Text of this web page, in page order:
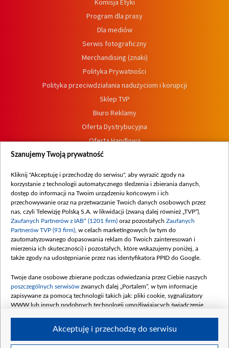
Komisja Etyki
Program dla prasy
Dla mediów
Serwis fotograficzny
Merchandising (znaki)
Polityka Prywatności
Polityka przeciwdziałania nadużyciom i korupcji
Sklep TVP
Biuro Reklamy
Oferta Dystrybucyjna
Oferta Handlowa
Dostępność
Procedura zgłoszeń wewnętrznych
Szanujemy Twoją prywatność
Kliknij "Akceptuję i przechodzę do serwisu", aby wyrazić zgody na
korzystanie z technologii automatycznego śledzenia i zbierania danych,
dostęp do informacji na Twoim urządzeniu końcowym i ich
przechowywanie oraz na przetwarzanie Twoich danych osobowych przez
nas, czyli Telewizję Polską S.A. w likwidacji (zwaną dalej również „TVP”),
Zaufanych Partnerów z IAB* (1201 firm) oraz pozostałych Zaufanych
Partnerów TVP (93 firm) , w celach marketingowych (w tym do
zautomatyzowanego dopasowania reklam do Twoich zainteresowań i
mierzenia ich skuteczności) i pozostałych, które wskazujemy poniżej, a
także zgody na udostępnianie przez nas identyfikatora PPID do Google.
Twoje dane osobowe zbierane podczas odwiedzania przez Ciebie naszych
poszczególnych serwisów zwanych dalej „Portalem”, w tym informacje
zapisywane za pomocą technologii takich jak: pliki cookie, sygnalizatory
WWW lub innych podobnych technologii umożliwiających świadczenie
Akceptuję i przechodzę do serwisu